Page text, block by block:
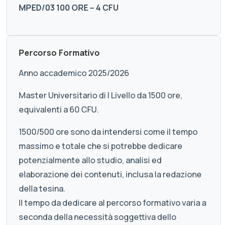
MPED/03 100 ORE – 4 CFU
Percorso Formativo
Anno accademico 2025/2026
Master Universitario di I Livello da 1500 ore,
equivalenti a 60 CFU.
1500/500 ore sono da intendersi come il tempo
massimo e totale che si potrebbe dedicare
potenzialmente allo studio, analisi ed
elaborazione dei contenuti, inclusa la redazione
della tesina.
Il tempo da dedicare al percorso formativo varia a
seconda della necessità soggettiva dello